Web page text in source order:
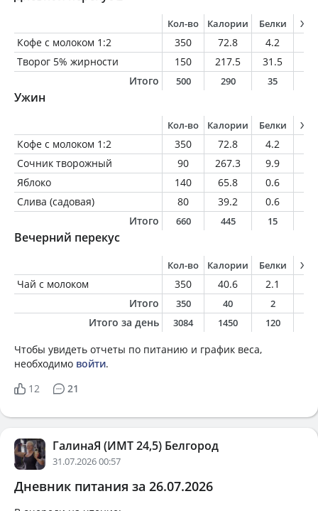
Кол-во Калории Белки
Кофе с молоком 1:2 350 72.8 4.2
Творог 5% жирности
150 217.5 31.5
Итого
500 290 35
Ужин
Кол-во Калории Белки
Кофе с молоком 1:2 350 72.8 4.2
Сочник творожный
90 267.3 9.9
Яблоко
140 65.8 0.6
Слива (садовая)
80 39.2 0.6
Итого
660 445 15
Вечерний перекус
Кол-во Калории Белки
Чай с молоком 350 40.6 2.1
Итого
350 40 2
Итого за день 3084 1450 120
Чтобы увидеть отчеты по питанию и график веса,
необходимо войти.
12
21
ГалинаЯ (ИМТ 24,5) Белгород
31.07.2026 00:57
Дневник питания за 26.07.2026